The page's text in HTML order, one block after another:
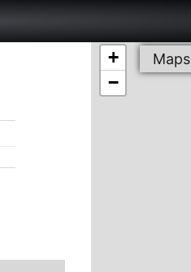
+
−
Maps